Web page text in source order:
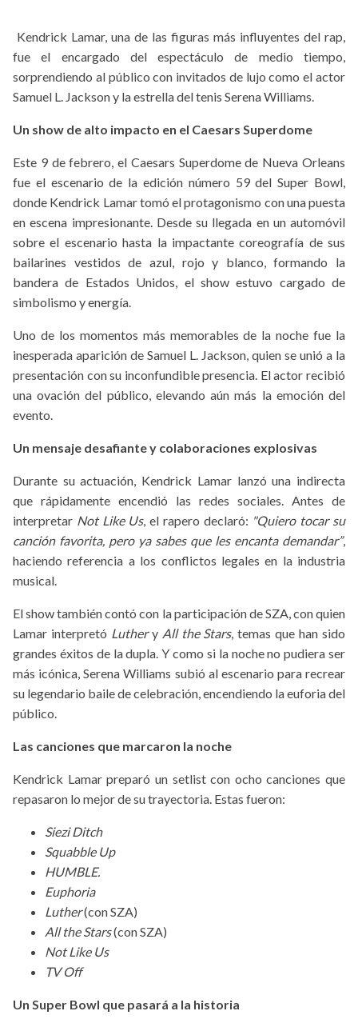
Kendrick Lamar, una de las figuras más influyentes del rap,
fue el encargado del espectáculo de medio tiempo,
sorprendiendo al público con invitados de lujo como el actor
Samuel L. Jackson y la estrella del tenis Serena Williams.
Un show de alto impacto en el Caesars Superdome
Este 9 de febrero, el Caesars Superdome de Nueva Orleans
fue el escenario de la edición número 59 del Super Bowl,
donde Kendrick Lamar tomó el protagonismo con una puesta
en escena impresionante. Desde su llegada en un automóvil
sobre el escenario hasta la impactante coreografía de sus
bailarines vestidos de azul, rojo y blanco, formando la
bandera de Estados Unidos, el show estuvo cargado de
simbolismo y energía.
Uno de los momentos más memorables de la noche fue la
inesperada aparición de Samuel L. Jackson, quien se unió a la
presentación con su inconfundible presencia. El actor recibió
una ovación del público, elevando aún más la emoción del
evento.
Un mensaje desafiante y colaboraciones explosivas
Durante su actuación, Kendrick Lamar lanzó una indirecta
que rápidamente encendió las redes sociales. Antes de
interpretar Not Like Us, el rapero declaró: "Quiero tocar su
canción favorita, pero ya sabes que les encanta demandar”,
haciendo referencia a los conflictos legales en la industria
musical.
El show también contó con la participación de SZA, con quien
Lamar interpretó Luthery All the Stars, temas que han sido
grandes éxitos de la dupla. Y como si la noche no pudiera ser
más icónica, Serena Williams subió al escenario para recrear
su legendario baile de celebración, encendiendo la euforia del
público.
Las canciones que marcaron la noche
Kendrick Lamar preparó un setlist con ocho canciones que
repasaron lo mejor de su trayectoria. Estas fueron:
Siezi Ditch
Squabble Up
HUMBLE.
Euphoria
Luther(con SZA)
All the Stars(con SZA)
Not Like Us
TV Off
Un Super Bowl que pasará a la historia